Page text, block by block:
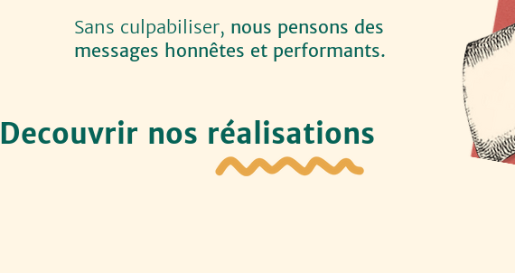
Sans culpabiliser, nous pensons des
messages honnêtes et performants.
Decouvrir nos réalisations